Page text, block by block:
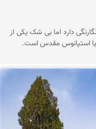
دارد اما بی شک یکی از
استپانوس مقدس است.